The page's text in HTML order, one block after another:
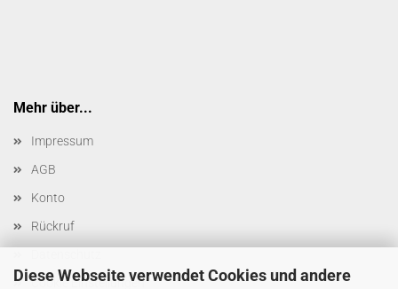
Diese Webseite verwendet Cookies und andere
Mehr über...
Impressum
AGB
Konto
Rückruf
Cookie Einstellungen